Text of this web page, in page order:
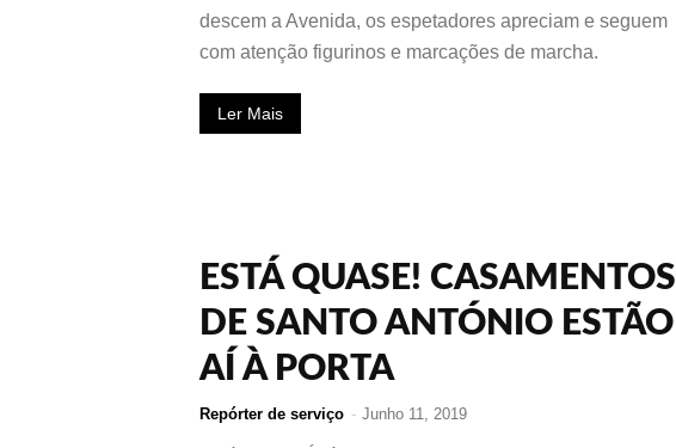
descem a Avenida, os espetadores apreciam e seguem
com atenção figurinos e marcações de marcha.
Ler Mais
ESTÁ QUASE! CASAMENTOS
DE SANTO ANTÓNIO ESTÃO
AÍ À PORTA
Repórter de serviço - Junho 11, 2019